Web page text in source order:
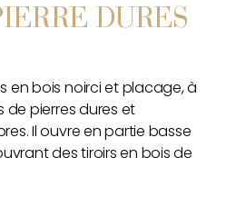
DURES
en bois noirci et placage, à
de pierres dures et
Il ouvre en partie basse
des tiroirs en bois de